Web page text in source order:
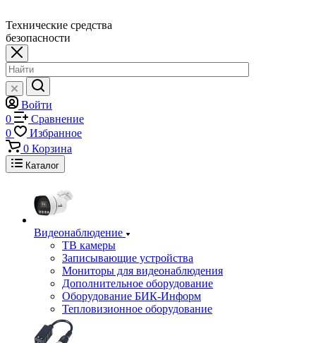
Технические средства
безопасности
Войти
0
Сравнение
0
Избранное
0 Корзина
Каталог
Видеонаблюдение
ТВ камеры
Записывающие устройства
Мониторы для видеонаблюдения
Дополнительное оборудование
Оборудование БИК-Информ
Тепловизионное оборудование